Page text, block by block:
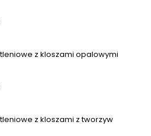
z kloszami opalowymi
z kloszami z tworzyw